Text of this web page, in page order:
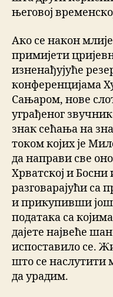
његовој
Ако се након
примијети
изненађујуће
конференцијама
Сањаром, нове
уграђеног
знак сећања на
током којих је
да направи све
Хрватској и
разговарајући са
и прикупивши још
података са
дајете највеће
испоставило се.
што се
да урадим.